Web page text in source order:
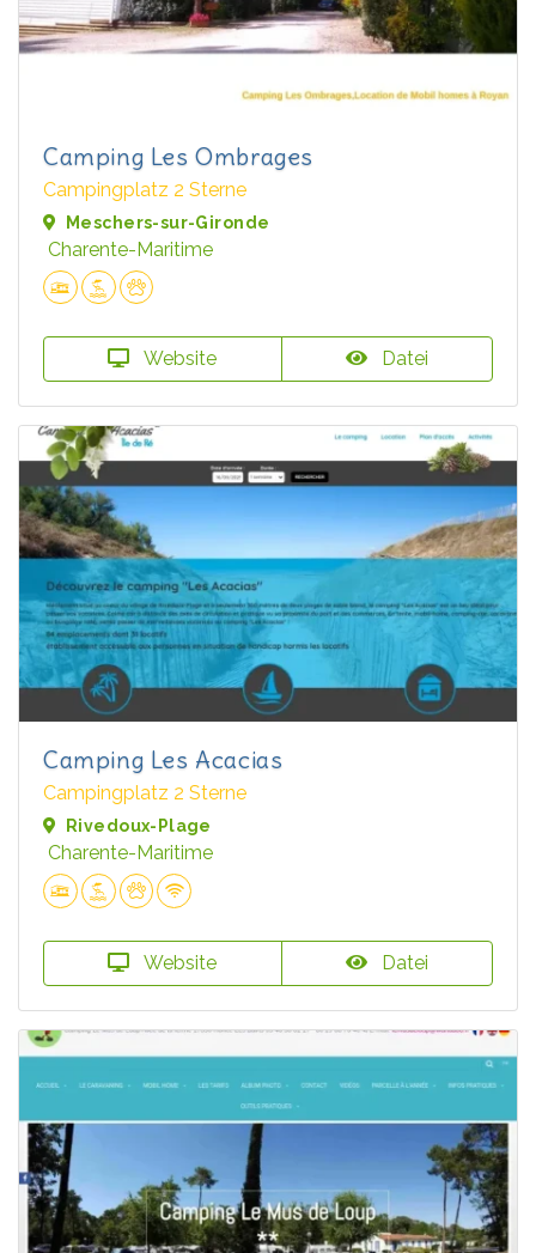
Camping Les Ombrages
Campingplatz 2 Sterne
Meschers-sur-Gironde
Charente-Maritime
Website Datei
Camping Les Acacias
Campingplatz 2 Sterne
Rivedoux-Plage
Charente-Maritime
Website Datei